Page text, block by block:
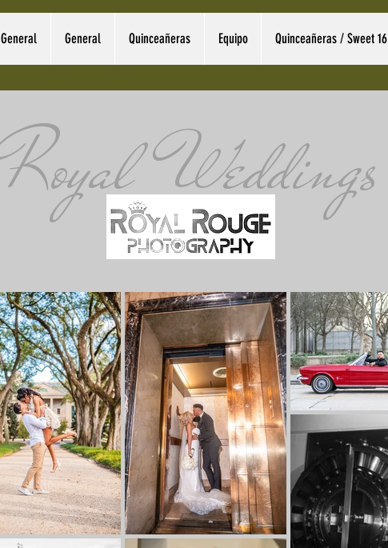
General General Quinceañeras Equipo Quinceañeras / Sweet 16
Royal Weddings